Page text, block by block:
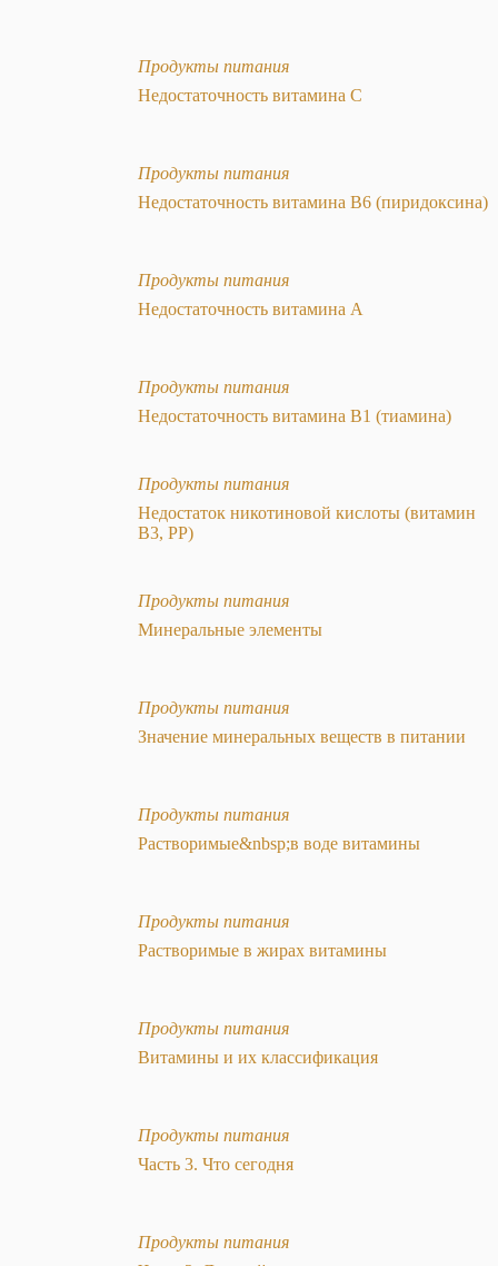
Продукты питания
Недостаточность витамина С
Продукты питания
Недостаточность витамина В6 (пиридоксина)
Продукты питания
Недостаточность витамина А
Продукты питания
Недостаточность витамина B1 (тиамина)
Продукты питания
Недостаток никотиновой кислоты (витамин
В3, РP)
Продукты питания
Минеральные элементы
Продукты питания
Значение минеральных веществ в питании
Продукты питания
Растворимые&nbsp;в воде витамины
Продукты питания
Растворимые в жирах витамины
Продукты питания
Витамины и их классификация
Продукты питания
Часть 3. Что сегодня
Продукты питания